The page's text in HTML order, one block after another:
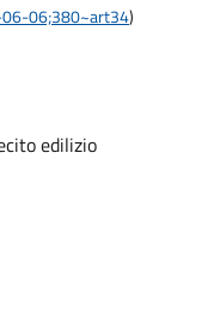
06-06;380~art34)
edilizio